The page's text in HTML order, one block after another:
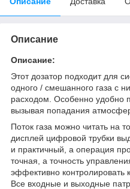
Описание
Описание:
Этот дозатор подходит для
одного / смешанного газа с
расходом. Особенно удобно
вызывая попадания
Поток газа можно читать на
дисплей цифровой трубки
и практичный, а операция
точная, а точность
эффективно контролировать
Все входные и выходные